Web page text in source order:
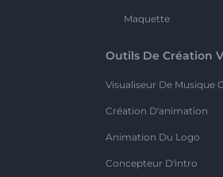
Maquette
Outils De Création
Visualiseur De Musique
Création D'animation
Animation Du Logo
Concepteur D'intro